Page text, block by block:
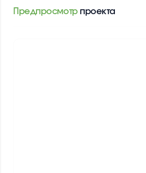
Предпросмотр проекта